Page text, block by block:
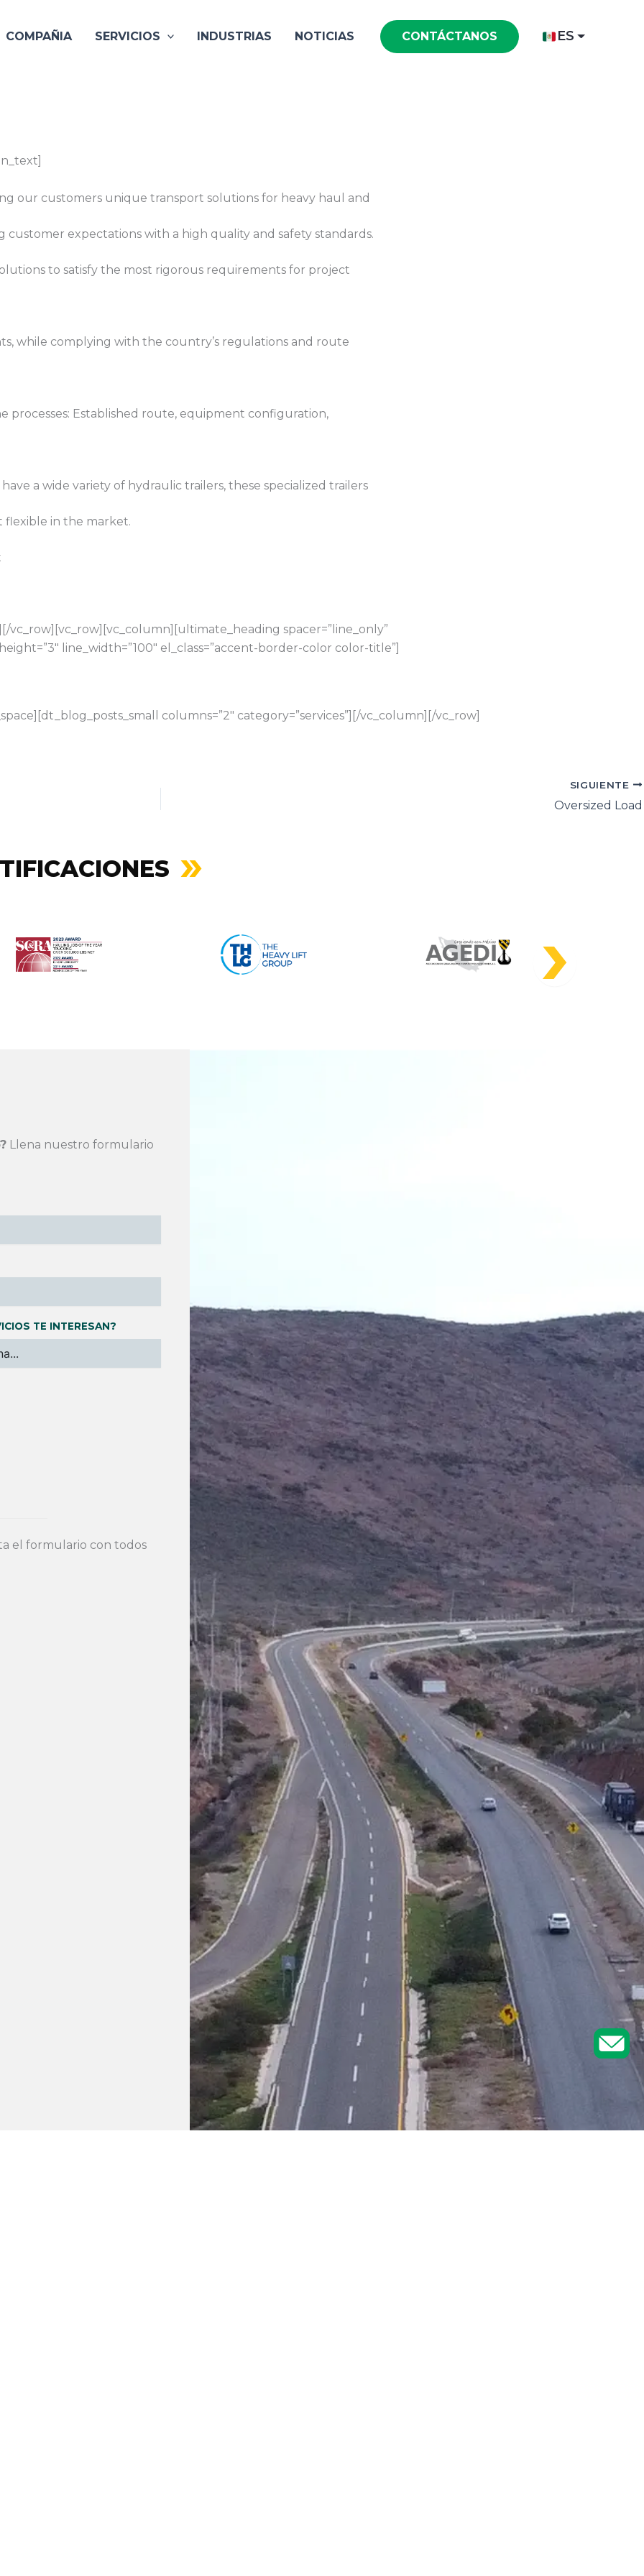
COMPAÑIA SERVICIOS INDUSTRIAS NOTICIAS CONTÁCTANOS ES
our customers unique transport solutions for heavy haul and
customer expectations with a high quality and safety standards.
to satisfy the most rigorous requirements for project
while complying with the country’s regulations and route
processes: Established route, equipment configuration,
a wide variety of hydraulic trailers, these specialized trailers
flexible in the market.
spacer=”line_only”
line_width=”100″ el_class=”accent-border-color color-title”]
columns=”2″ category=”services”][/vc_column][/vc_row]
SIGUIENTE
Oversized Load
Llena nuestro formulario
TE INTERESAN?
el formulario con todos